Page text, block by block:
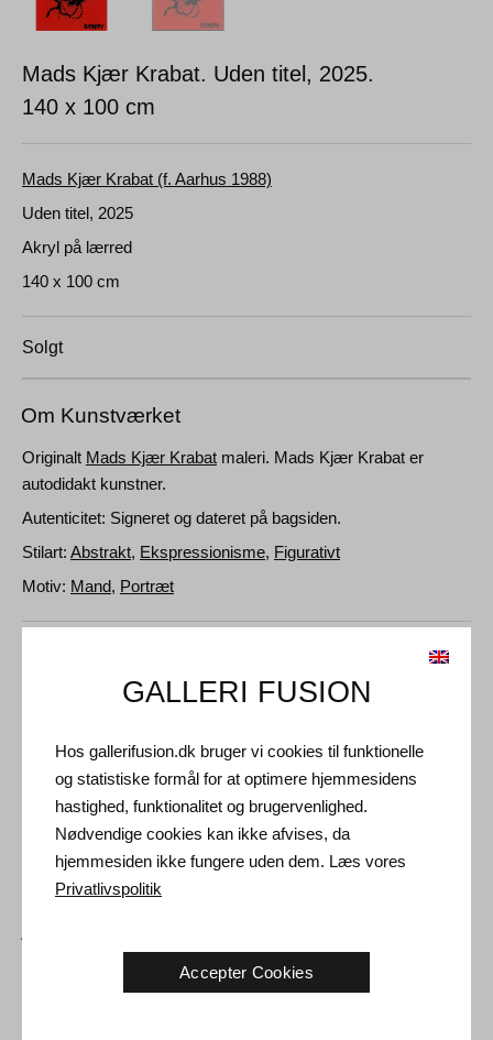
Mads Kjær Krabat. Uden titel, 2025.
140 x 100 cm
Mads Kjær Krabat (f. Aarhus 1988)
Uden titel, 2025
Akryl på lærred
140 x 100 cm
Solgt
Om Kunstværket
Originalt Mads Kjær Krabat maleri. Mads Kjær Krabat er
autodidakt kunstner.
Autenticitet: Signeret og dateret på bagsiden.
Stilart: Abstrakt, Ekspressionisme, Figurativt
Motiv: Mand, Portræt
Medie: Akryl på lærred
Størrelse: 140 x 100 cm
Ramme: Sort svæveramme
Andre Kunstværker
GALLERI FUSION
Hos gallerifusion.dk bruger vi cookies til funktionelle
og statistiske formål for at optimere hjemmesidens
hastighed, funktionalitet og brugervenlighed.
Nødvendige cookies kan ikke afvises, da
hjemmesiden ikke fungere uden dem. Læs vores
Privatlivspolitik
Accepter Cookies